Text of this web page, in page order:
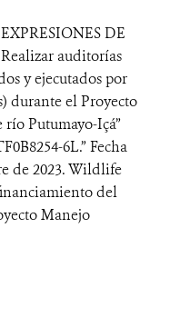
DE
auditorías
y ejecutados por
durante el Proyecto
Putumayo-Içá”
6L.” Fecha
de 2023. Wildlife
del
Manejo